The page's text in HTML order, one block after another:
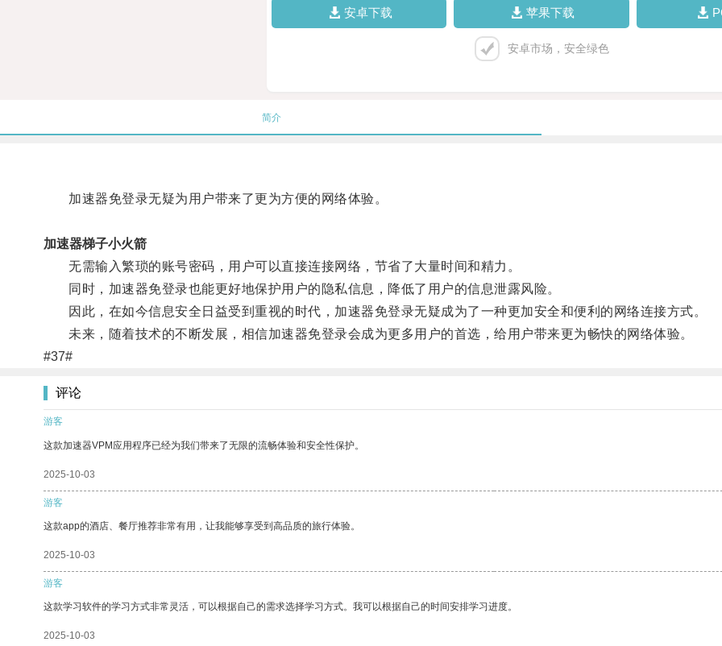
安卓下载 苹果下载
安卓市场，安全绿色
简介
加速器免登录无疑为用户带来了更为方便的网络体验。
加速器梯子小火箭
无需输入繁琐的账号密码，用户可以直接连接网络，节省了大量时间和精力。
同时，加速器免登录也能更好地保护用户的隐私信息，降低了用户的信息泄露风险。
因此，在如今信息安全日益受到重视的时代，加速器免登录无疑成为了一种更加安全和便利的网络连接方式。
未来，随着技术的不断发展，相信加速器免登录会成为更多用户的首选，给用户带来更为畅快的网络体验。
#37#
评论
游客
这款加速器VPM应用程序已经为我们带来了无限的流畅体验和安全性保护。
2025-10-03
游客
这款app的酒店、餐厅推荐非常有用，让我能够享受到高品质的旅行体验。
2025-10-03
游客
这款学习软件的学习方式非常灵活，可以根据自己的需求选择学习方式。我可以根据自己的时间安排学习进度。
2025-10-03